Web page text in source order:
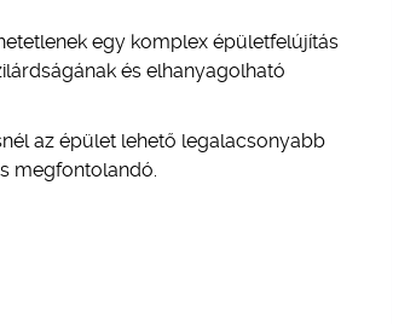
egy komplex épületfelújítás
és elhanyagolható
az épület lehető legalacsonyabb
megfontolandó.